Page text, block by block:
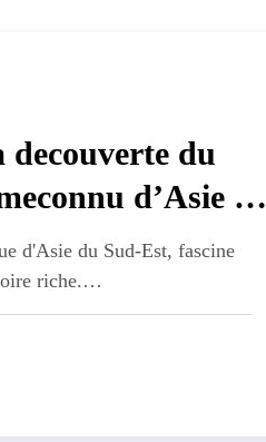
du
d’Asie du
d'Asie du Sud-Est, fascine
riche.…